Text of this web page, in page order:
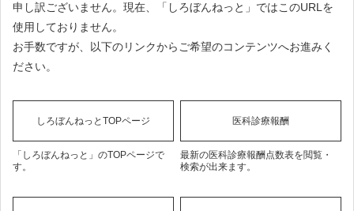
申し訳ございません。現在、「しろぼんねっと」ではこのURLを
使用しておりません。
お手数ですが、以下のリンクからご希望のコンテンツへお進みく
ださい。
しろぼんねっとTOPページ
「しろぼんねっと」のTOPページで
す。
医科診療報酬
最新の医科診療報酬点数表を閲覧・
検索が出来ます。